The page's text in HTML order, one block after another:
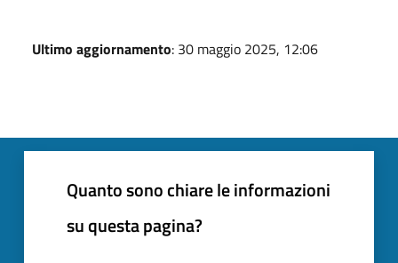
Ultimo aggiornamento: 30 maggio 2025, 12:06
Quanto sono chiare le informazioni
su questa pagina?